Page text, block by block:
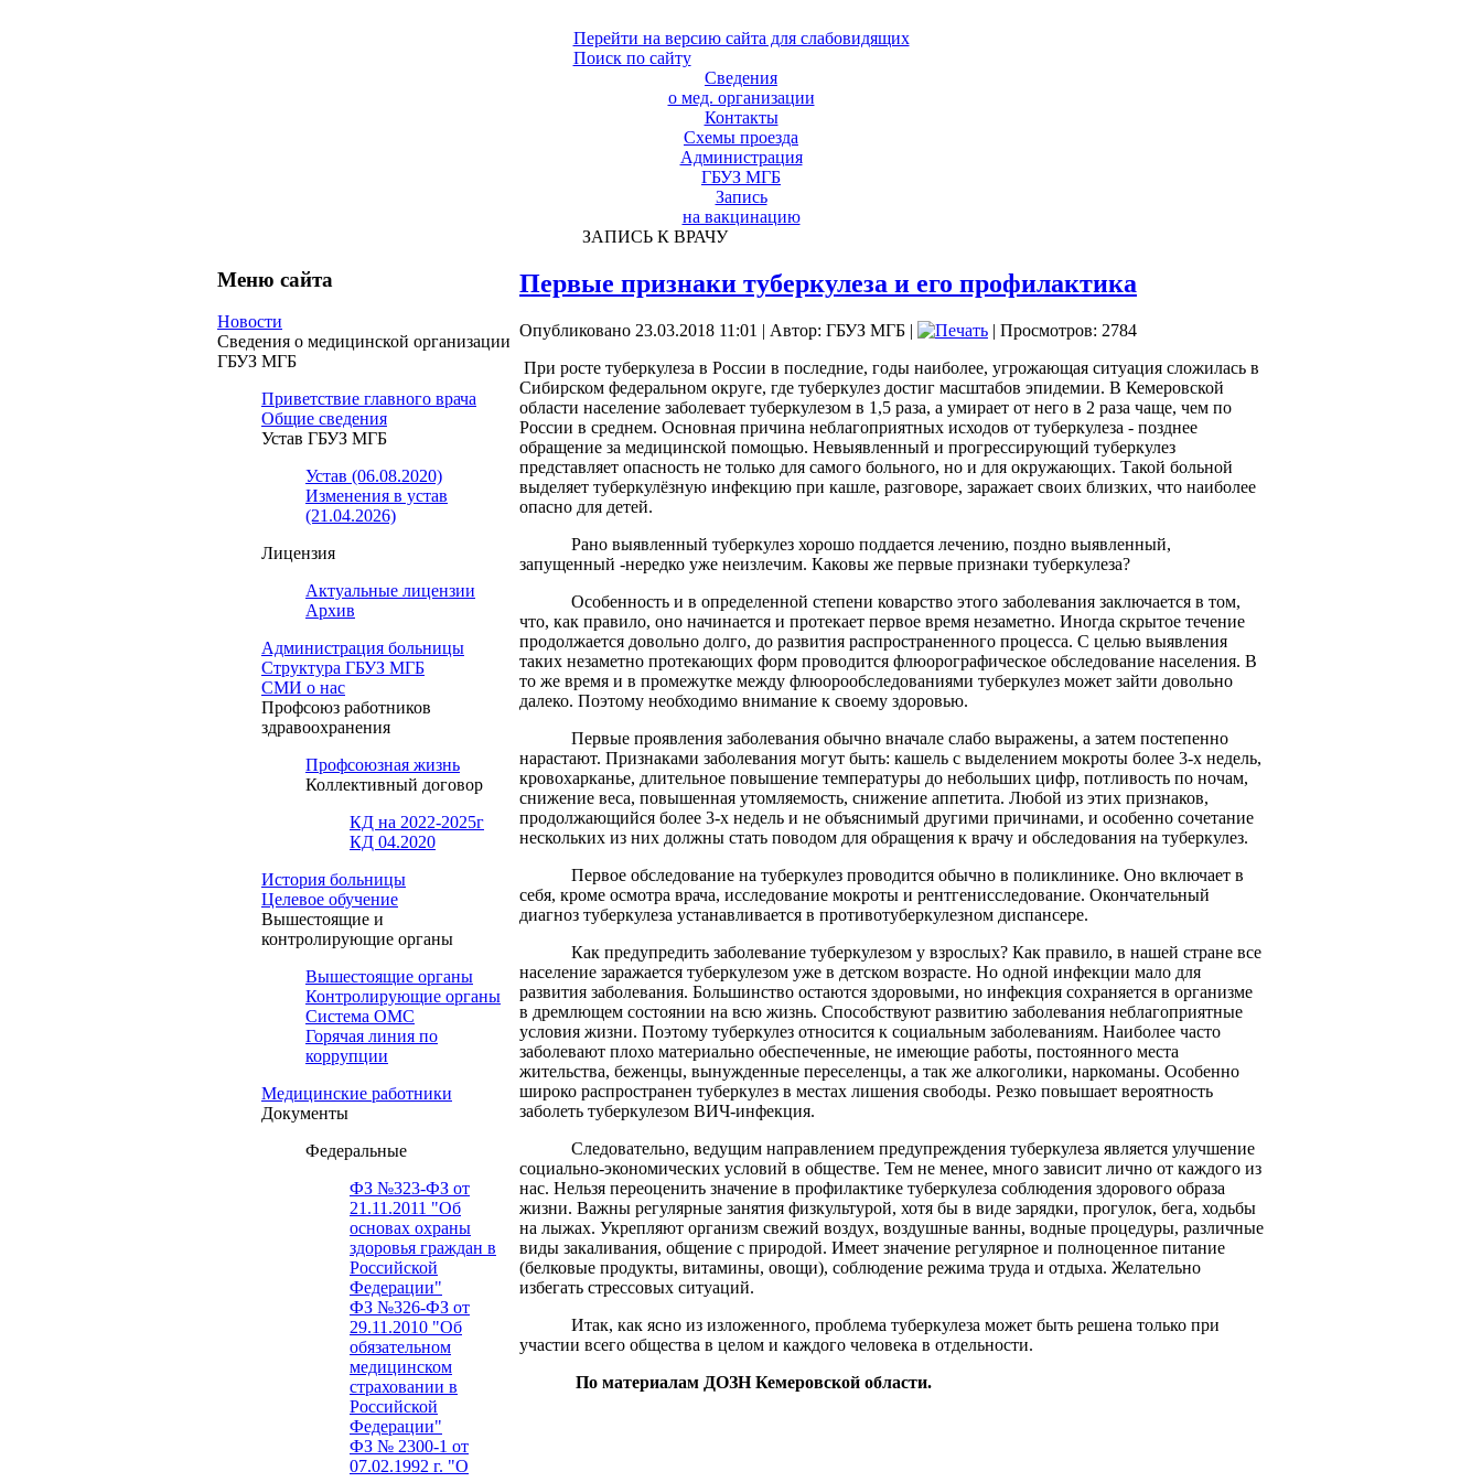
Перейти на версию сайта для слабовидящих
Поиск по сайту
Сведения
о мед. организации
Контакты
Схемы проезда
Администрация
ГБУЗ МГБ
Запись
на вакцинацию
ЗАПИСЬ К ВРАЧУ
Меню сайта
Новости
Сведения о медицинской организации
ГБУЗ МГБ
Приветствие главного врача
Общие сведения
Устав ГБУЗ МГБ
Устав (06.08.2020)
Изменения в устав
(21.04.2026)
Лицензия
Актуальные лицензии
Архив
Администрация больницы
Структура ГБУЗ МГБ
СМИ о нас
Профсоюз работников
здравоохранения
Профсоюзная жизнь
Коллективный договор
КД на 2022-2025г
КД 04.2020
История больницы
Целевое обучение
Вышестоящие и
контролирующие органы
Вышестоящие органы
Контролирующие органы
Система ОМС
Горячая линия по
коррупции
Медицинские работники
Документы
Федеральные
ФЗ №323-ФЗ от
21.11.2011 "Об
основах охраны
здоровья граждан в
Российской
Федерации"
ФЗ №326-ФЗ от
29.11.2010 "Об
обязательном
медицинском
страховании в
Российской
Федерации"
ФЗ № 2300-1 от
07.02.1992 г. "О
Первые признаки туберкулеза и его профилактика
Опубликовано 23.03.2018 11:01 | Автор: ГБУЗ МГБ |
| Просмотров: 2784
При росте туберкулеза в России в последние, годы наиболее, угрожающая ситуация сложилась в
Сибирском федеральном округе, где туберкулез достиг масштабов эпидемии. В Кемеровской
области население заболевает туберкулезом в 1,5 раза, а умирает от него в 2 раза чаще, чем по
России в среднем. Основная причина неблагоприятных исходов от туберкулеза - позднее
обращение за медицинской помощью. Невыявленный и прогрессирующий туберкулез
представляет опасность не только для самого больного, но и для окружающих. Такой больной
выделяет туберкулёзную инфекцию при кашле, разговоре, заражает своих близких, что наиболее
опасно для детей.
Рано выявленный туберкулез хорошо поддается лечению, поздно выявленный,
запущенный -нередко уже неизлечим. Каковы же первые признаки туберкулеза?
Особенность и в определенной степени коварство этого заболевания заключается в том,
что, как правило, оно начинается и протекает первое время незаметно. Иногда скрытое течение
продолжается довольно долго, до развития распространенного процесса. С целью выявления
таких незаметно протекающих форм проводится флюорографическое обследование населения. В
то же время и в промежутке между флюорообследованиями туберкулез может зайти довольно
далеко. Поэтому необходимо внимание к своему здоровью.
Первые проявления заболевания обычно вначале слабо выражены, а затем постепенно
нарастают. Признаками заболевания могут быть: кашель с выделением мокроты более 3-х недель,
кровохарканье, длительное повышение температуры до небольших цифр, потливость по ночам,
снижение веса, повышенная утомляемость, снижение аппетита. Любой из этих признаков,
продолжающийся более 3-х недель и не объяснимый другими причинами, и особенно сочетание
нескольких из них должны стать поводом для обращения к врачу и обследования на туберкулез.
Первое обследование на туберкулез проводится обычно в поликлинике. Оно включает в
себя, кроме осмотра врача, исследование мокроты и рентгенисследование. Окончательный
диагноз туберкулеза устанавливается в противотуберкулезном диспансере.
Как предупредить заболевание туберкулезом у взрослых? Как правило, в нашей стране все
население заражается туберкулезом уже в детском возрасте. Но одной инфекции мало для
развития заболевания. Большинство остаются здоровыми, но инфекция сохраняется в организме
в дремлющем состоянии на всю жизнь. Способствуют развитию заболевания неблагоприятные
условия жизни. Поэтому туберкулез относится к социальным заболеваниям. Наиболее часто
заболевают плохо материально обеспеченные, не имеющие работы, постоянного места
жительства, беженцы, вынужденные переселенцы, а так же алкоголики, наркоманы. Особенно
широко распространен туберкулез в местах лишения свободы. Резко повышает вероятность
заболеть туберкулезом ВИЧ-инфекция.
Следовательно, ведущим направлением предупреждения туберкулеза является улучшение
социально-экономических условий в обществе. Тем не менее, много зависит лично от каждого из
нас. Нельзя переоценить значение в профилактике туберкулеза соблюдения здорового образа
жизни. Важны регулярные занятия физкультурой, хотя бы в виде зарядки, прогулок, бега, ходьбы
на лыжах. Укрепляют организм свежий воздух, воздушные ванны, водные процедуры, различные
виды закаливания, общение с природой. Имеет значение регулярное и полноценное питание
(белковые продукты, витамины, овощи), соблюдение режима труда и отдыха. Желательно
избегать стрессовых ситуаций.
Итак, как ясно из изложенного, проблема туберкулеза может быть решена только при
участии всего общества в целом и каждого человека в отдельности.
По материалам ДОЗН Кемеровской области.